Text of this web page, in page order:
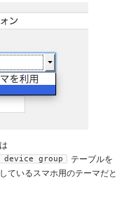
テーブルを
ているスマホ用のテーマだと